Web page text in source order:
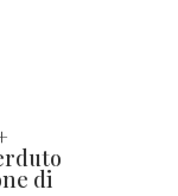
di